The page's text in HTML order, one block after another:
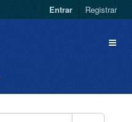
Entrar Registrar